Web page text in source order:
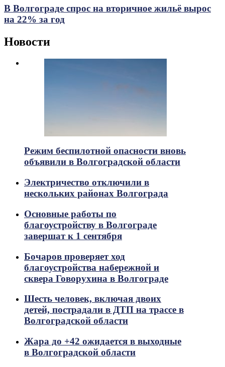
В Волгограде спрос на вторичное жильё вырос
на 22% за год
Новости
Режим беспилотной опасности вновь
объявили в Волгоградской области
Электричество отключили в
нескольких районах Волгограда
Основные работы по
благоустройству в Волгограде
завершат к 1 сентября
Бочаров проверяет ход
благоустройства набережной и
сквера Говорухина в Волгограде
Шесть человек, включая двоих
детей, пострадали в ДТП на трассе в
Волгоградской области
Жара до +42 ожидается в выходные
в Волгоградской области